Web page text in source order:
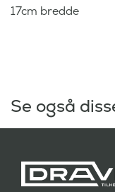
17cm bredde
Se også